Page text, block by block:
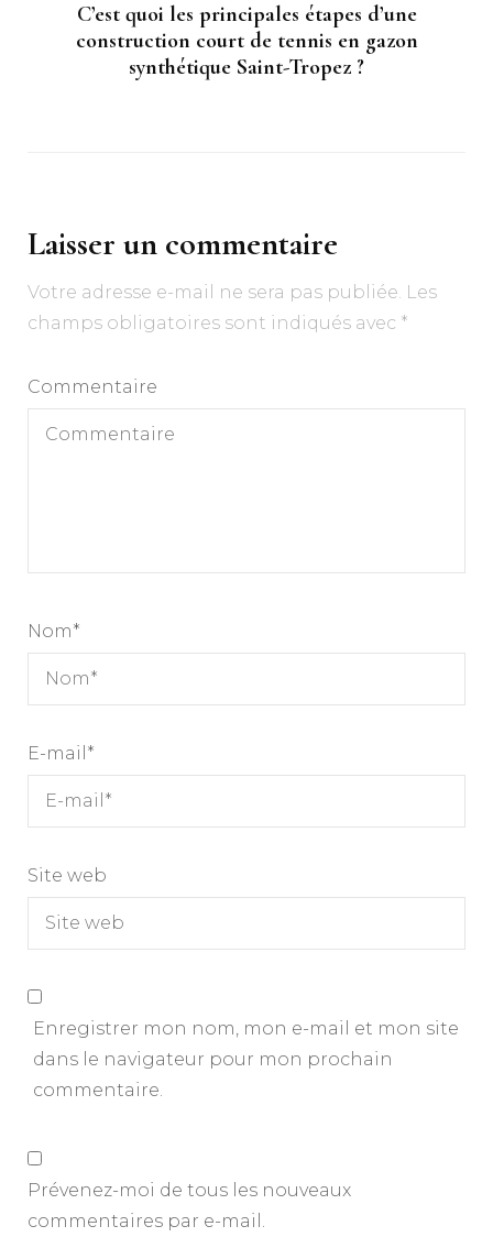
C’est quoi les principales étapes d’une
construction court de tennis en gazon
synthétique Saint-Tropez ?
Laisser un commentaire
Votre adresse e-mail ne sera pas publiée. Les
champs obligatoires sont indiqués avec *
Commentaire
Nom*
E-mail *
Site web
Enregistrer mon nom, mon e-mail et mon site
dans le navigateur pour mon prochain
commentaire.
Prévenez-moi de tous les nouveaux
commentaires par e-mail.